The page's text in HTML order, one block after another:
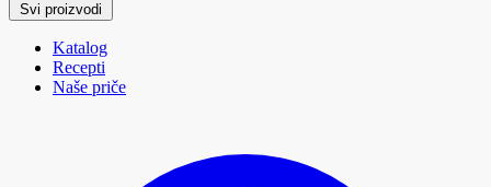
Svi proizvodi
Katalog
Recepti
Naše priče